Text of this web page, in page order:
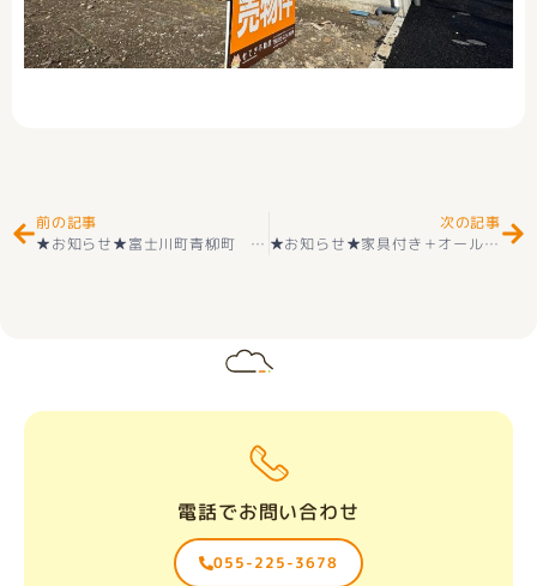
前の記事
★お知らせ★富士川町青柳町 店舗用地・住宅用地 敷地ゆったり広さ279.07坪 建築条件ついておりませんのでお好きなハウスメーカー様にて建築可能です☺
次の記事
★お知らせ★家具付き＋オール電化 甲斐市中下条新築 平屋戸建 耐震２×４工法 敷島小学区＋敷島中学区 好評販売中(^^♪
電話でお問い合わせ
055-225-3678